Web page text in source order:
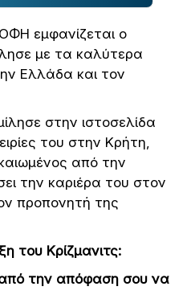
εμφανίζεται ο
με τα καλύτερα
Ελλάδα και τον
στην ιστοσελίδα
του στην Κρήτη,
από την
την καριέρα του στον
προπονητή της
του Κρίζμανιτς:
από την απόφαση σου να